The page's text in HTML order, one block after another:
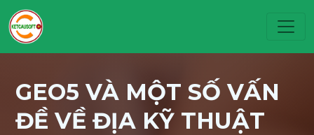
GEO5 VÀ MỘT SỐ VẤN
ĐỀ VỀ ĐỊA KỸ THUẬT